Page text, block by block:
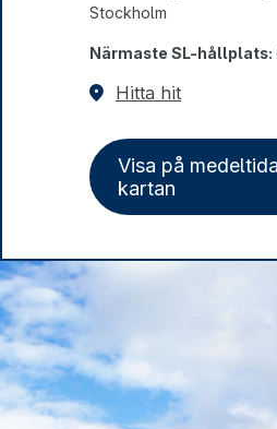
Stockholm
Närmaste SL-hållplats:
Hitta hit
Visa på
kartan